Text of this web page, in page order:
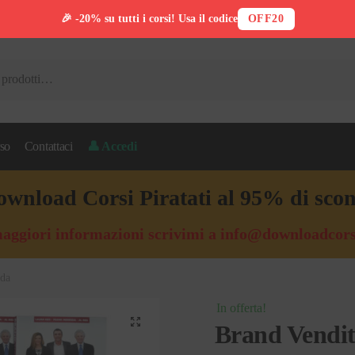
Contattaci 👤 Accedi
Corsi Piratati al 95% di
informazioni scrivimi a
🔍
In offerta!
Brand
🎉 -20% su tutti i corsi! Usa il codice OFF20